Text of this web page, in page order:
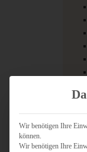
Wir benötigen Ihre
können.
Wir benötigen Ihre